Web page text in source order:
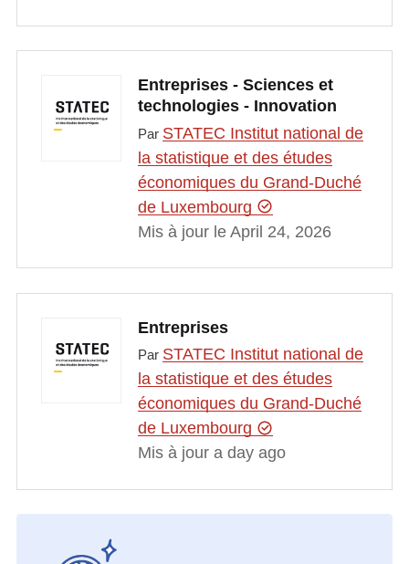
Entreprises - Sciences et
technologies - Innovation
Par STATEC Institut national de
la statistique et des études
économiques du Grand-Duché
de Luxembourg
Mis à jour le April 24, 2026
Entreprises
Par STATEC Institut national de
la statistique et des études
économiques du Grand-Duché
de Luxembourg
Mis à jour a day ago